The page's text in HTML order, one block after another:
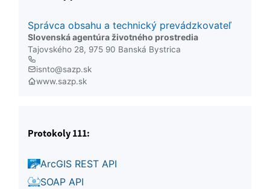
Správca obsahu a technický prevádzkovateľ
Slovenská agentúra životného prostredia
Tajovského 28, 975 90 Banská Bystrica
isnto@sazp.sk
www.sazp.sk
Protokoly 111:
ArcGIS REST API
SOAP API